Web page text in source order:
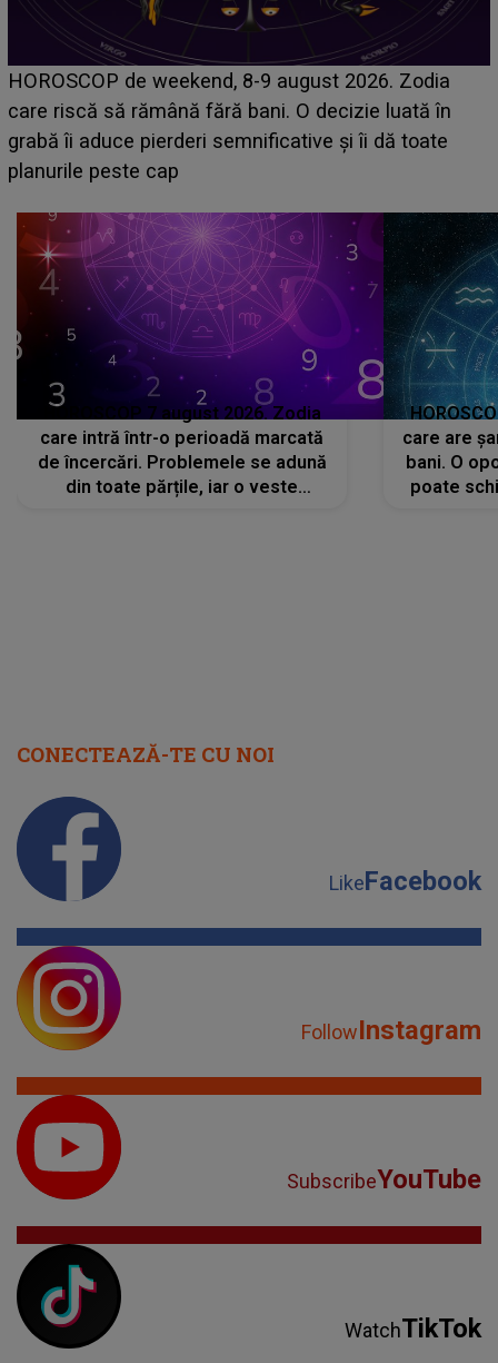
Emanuel a ținut ACEST DETALIU ASCUNS până
acum! În fața Alexandrei, concurentul din Casa Iubirii
face o MĂRTURISIRE NEAȘTEPTATĂ despre mama
sa: "I-am spus și ei în față, eu nu te iubesc pentru
HOROSCOP 7 august 2026. Zodia
care intră într-o perioadă marcată
de încercări. Problemele se adună
din toate părțile, iar o veste
care are
bani. O
poate
CONECTEAZĂ-TE CU NOI
LikeFacebook
FollowInstagram
SubscribeYouTube
WatchTikTok